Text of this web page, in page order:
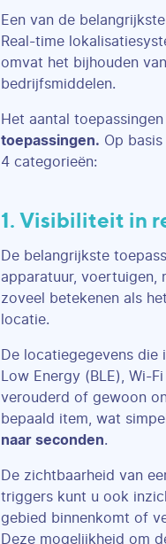
Een van de
Real-time
omvat het bijhouden
bedrijfsmiddelen.
Het aantal
toepassingen. Op
4 categorieën:
1. Visibiliteit in
De belangrijkste
apparatuur, voertuigen,
zoveel betekenen als
locatie.
De locatiegegevens
Low Energy (BLE), Wi-
verouderd of gewoon
bepaald item, wat
naar seconden.
De zichtbaarheid van
triggers kunt u ook
gebied binnenkomt of
Deze mogelijkheid om